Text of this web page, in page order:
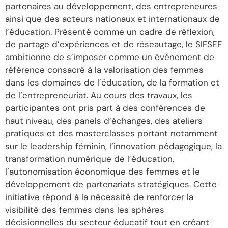
partenaires au développement, des entrepreneures
ainsi que des acteurs nationaux et internationaux de
l’éducation. Présenté comme un cadre de réflexion,
de partage d’expériences et de réseautage, le SIFSEF
ambitionne de s’imposer comme un événement de
référence consacré à la valorisation des femmes
dans les domaines de l’éducation, de la formation et
de l’entrepreneuriat. Au cours des travaux, les
participantes ont pris part à des conférences de
haut niveau, des panels d’échanges, des ateliers
pratiques et des masterclasses portant notamment
sur le leadership féminin, l’innovation pédagogique, la
transformation numérique de l’éducation,
l’autonomisation économique des femmes et le
développement de partenariats stratégiques. Cette
initiative répond à la nécessité de renforcer la
visibilité des femmes dans les sphères
décisionnelles du secteur éducatif tout en créant